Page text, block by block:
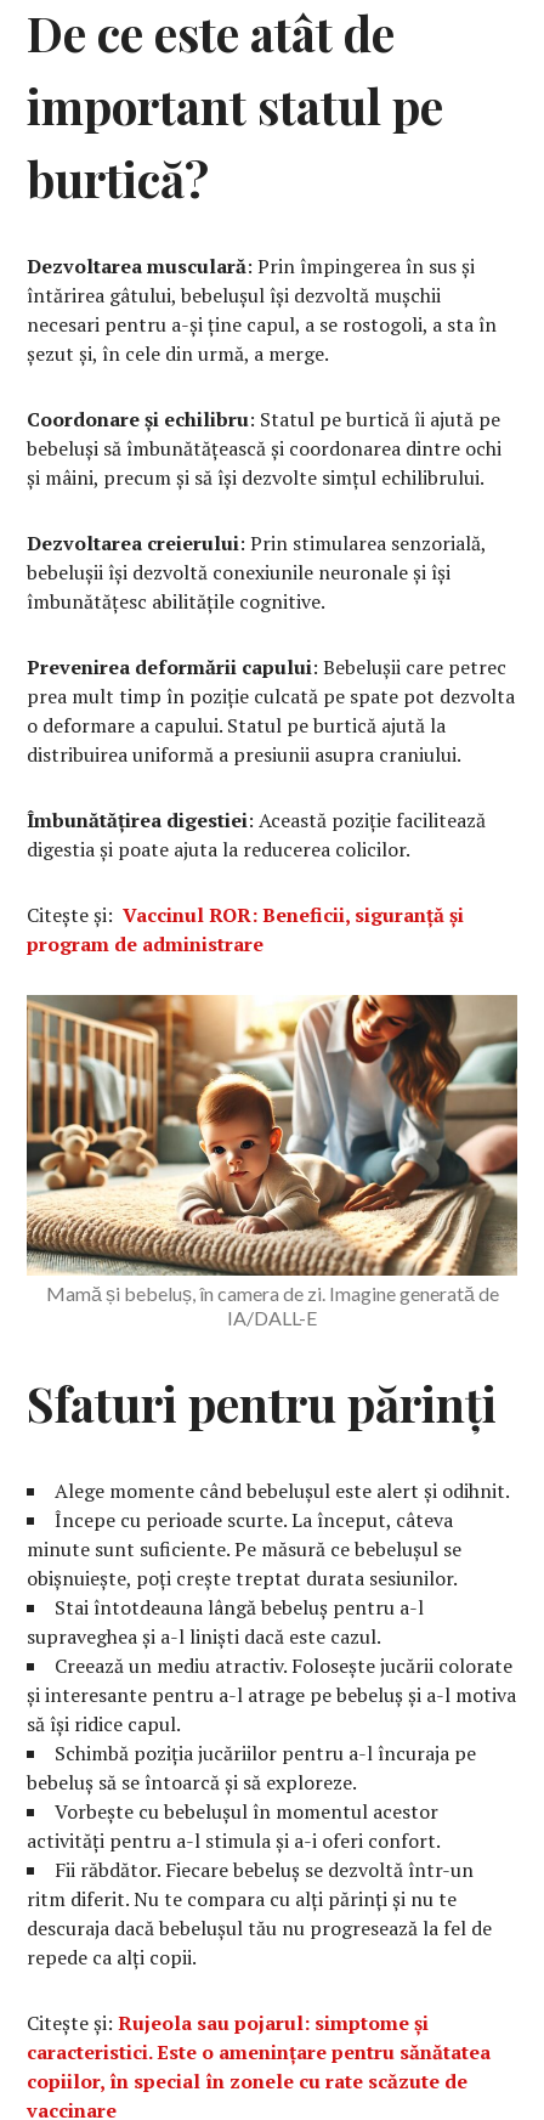
De ce este atât de
important statul pe
burtică?
Dezvoltarea musculară: Prin împingerea în sus și
întărirea gâtului, bebelușul își dezvoltă mușchii
necesari pentru a-și ține capul, a se rostogoli, a sta în
șezut și, în cele din urmă, a merge.
Coordonare și echilibru: Statul pe burtică îi ajută pe
bebeluși să îmbunătățească și coordonarea dintre ochi
și mâini, precum și să își dezvolte simțul echilibrului.
Dezvoltarea creierului: Prin stimularea senzorială,
bebelușii își dezvoltă conexiunile neuronale și își
îmbunătățesc abilitățile cognitive.
Prevenirea deformării capului: Bebelușii care petrec
prea mult timp în poziție culcată pe spate pot dezvolta
o deformare a capului. Statul pe burtică ajută la
distribuirea uniformă a presiunii asupra craniului.
Îmbunătățirea digestiei: Această poziție facilitează
digestia și poate ajuta la reducerea colicilor.
Citește și:Vaccinul ROR: Beneficii, siguranță și
program de administrare
Mamă și bebeluș, în camera de zi. Imagine generată de
IA/DALL-E
Sfaturi pentru părinți
Alege momente când bebelușul este alert și odihnit.
Începe cu perioade scurte. La început, câteva
minute sunt suficiente. Pe măsură ce bebelușul se
obișnuiește, poți crește treptat durata sesiunilor.
Stai întotdeauna lângă bebeluș pentru a-l
supraveghea și a-l liniști dacă este cazul.
Creează un mediu atractiv. Folosește jucării colorate
și interesante pentru a-l atrage pe bebeluș și a-l motiva
să își ridice capul.
Schimbă poziția jucăriilor pentru a-l încuraja pe
bebeluș să se întoarcă și să exploreze.
Vorbește cu bebelușul în momentul acestor
activități pentru a-l stimula și a-i oferi confort.
Fii răbdător. Fiecare bebeluș se dezvoltă într-un
ritm diferit. Nu te compara cu alți părinți și nu te
descuraja dacă bebelușul tău nu progresează la fel de
repede ca alți copii.
Citește și:Rujeola sau pojarul: simptome și
caracteristici. Este o amenințare pentru sănătatea
copiilor, în special în zonele cu rate scăzute de
vaccinare